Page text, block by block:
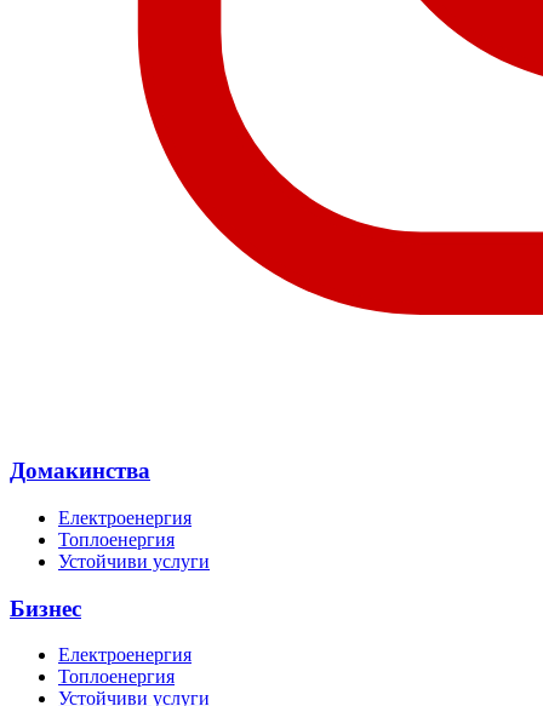
Домакинства
Електроенергия
Топлоенергия
Устойчиви услуги
Бизнес
Електроенергия
Топлоенергия
Устойчиви услуги